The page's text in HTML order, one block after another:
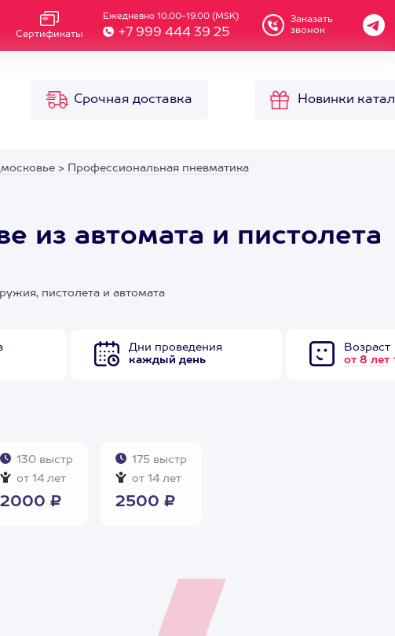
Сертификаты
Ежедневно 10.00-19.00 (MSK)
+7 999 444 39 25
Заказать
звонок
Срочная доставка Новинки
> Профессиональная пневматика
из автомата и пистолета
пистолета и автомата
Дни проведения
каждый день
Возраст
от 8 лет
130 выстр
от 14 лет
2000 ₽
175 выстр
от 14 лет
2500 ₽